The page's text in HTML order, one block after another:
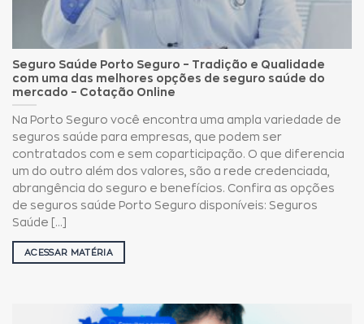
Seguro Saúde Porto Seguro – Tradição e Qualidade
com uma das melhores opções de seguro saúde do
mercado – Cotação Online
Na Porto Seguro você encontra uma ampla variedade de
seguros saúde para empresas, que podem ser
contratados com e sem coparticipação. O que diferencia
um do outro além dos valores, são a rede credenciada,
abrangência do seguro e benefícios. Confira as opções
de seguros saúde Porto Seguro disponíveis: Seguros
Saúde [...]
ACESSAR MATÉRIA